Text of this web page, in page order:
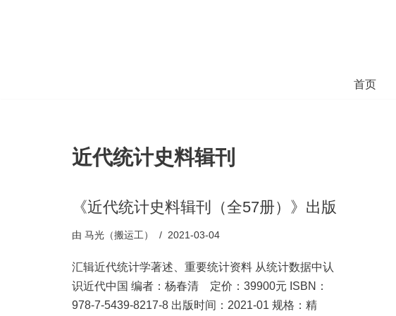
首页
近代统计史料辑刊
《近代统计史料辑刊（全57册）》出版
由 马光（搬运工） 2021-03-04
汇辑近代统计学著述、重要统计资料 从统计数据中认
识近代中国 编者：杨春清 定价：39900元 ISBN：
978-7-5439-8217-8 出版时间：2021-01 规格：精